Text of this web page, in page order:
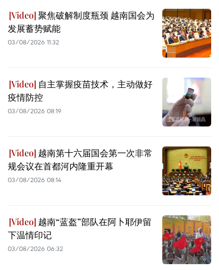
聚焦破解制度瓶颈 越南国会为
发展蓄势赋能
03/08/2026 11:32
自主掌握疫苗技术，主动做好
疫情防控
03/08/2026 08:19
越南第十六届国会第一次非常
规会议在首都河内隆重开幕
03/08/2026 08:14
越南“蓝盔”部队在阿卜耶伊留
下温情印记
03/08/2026 06:32